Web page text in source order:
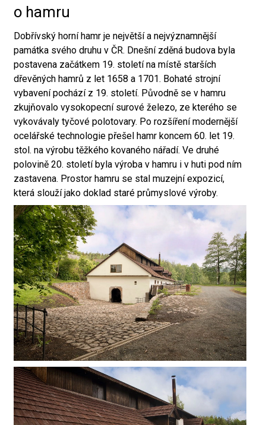
o hamru
Dobřívský horní hamr je největší a nejvýznamnější
památka svého druhu v ČR. Dnešní zděná budova byla
postavena začátkem 19. století na místě starších
dřevěných hamrů z let 1658 a 1701. Bohaté strojní
vybavení pochází z 19. století. Původně se v hamru
zkujňovalo vysokopecní surové železo, ze kterého se
vykovávaly tyčové polotovary. Po rozšíření modernější
ocelářské technologie přešel hamr koncem 60. let 19.
stol. na výrobu těžkého kovaného nářadí. Ve druhé
polovině 20. století byla výroba v hamru i v huti pod ním
zastavena. Prostor hamru se stal muzejní expozicí,
která slouží jako doklad staré průmyslové výroby.